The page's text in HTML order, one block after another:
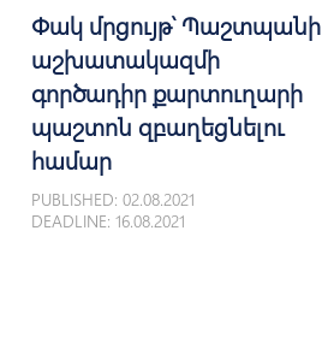
Փակ մրցույթ՝ Պաշտպանի
աշխատակազմի
գործադիր քարտուղարի
պաշտոն զբաղեցնելու
համար
PUBLISHED: 02.08.2021
DEADLINE: 16.08.2021